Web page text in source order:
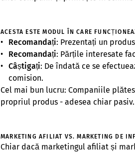
ACESTA ESTE MODUL ÎN CARE
Recomandați: Prezentați un
Recomandați: Părțile interesate
Câștigați: De îndată ce se
comision.
Cel mai bun lucru: Companiile
propriul produs - adesea chiar pasiv.
MARKETING AFILIAT VS. MARKETING DE
Chiar dacă marketingul afiliat și